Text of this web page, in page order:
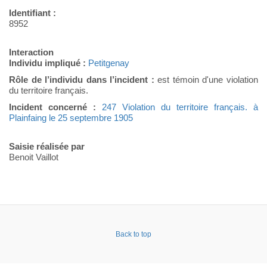
Identifiant :
8952
Interaction
Individu impliqué : Petitgenay
Rôle de l’individu dans l’incident : est témoin d'une violation
du territoire français.
Incident concerné :
247 Violation du territoire français. à
Plainfaing le 25 septembre 1905
Saisie réalisée par
Benoit Vaillot
Back to top